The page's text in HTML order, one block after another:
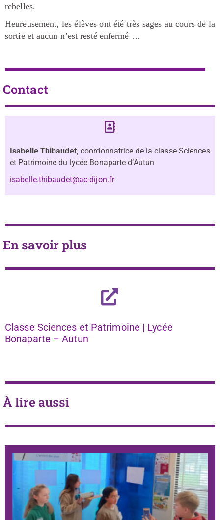
rebelles.
Heureusement, les élèves ont été très sages au cours de la
sortie et aucun n’est resté enfermé …
Contact
Isabelle Thibaudet, coordonnatrice de la classe Sciences
et Patrimoine du lycée Bonaparte d’Autun
isabelle.thibaudet@ac-dijon.fr
En savoir plus
Classe Sciences et Patrimoine | Lycée
Bonaparte – Autun
À lire aussi